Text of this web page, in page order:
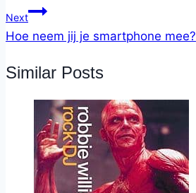
Next
Hoe neem jij je smartphone mee?
Similar Posts